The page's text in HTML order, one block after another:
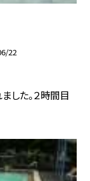
22
した。２時間目